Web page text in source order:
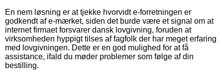
En nem løsning er at tjekke hvorvidt e-forretningen er
godkendt af e-mærket, siden det burde være et signal om at
internet firmaet forsvarer dansk lovgivning, foruden at
virksomheden hyppigt tilses af fagfolk der har meget erfaring
med lovgivningen. Dette er en god mulighed for at få
assistance, ifald du møder problemer som følge af din
bestilling.